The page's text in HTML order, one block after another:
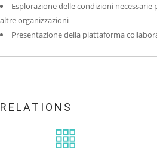
Esplorazione delle condizioni necessarie
altre organizzazioni
Presentazione della piattaforma
RELATIONS